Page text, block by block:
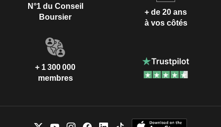
N°1 du Conseil
Boursier
+ de 20 ans
à vos côtés
+ 1 300 000
membres